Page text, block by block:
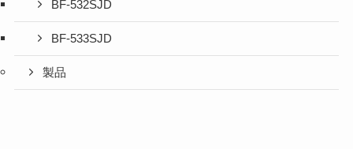
BF-532SJD
BF-533SJD
製品